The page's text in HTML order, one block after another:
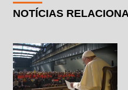
NOTÍCIAS